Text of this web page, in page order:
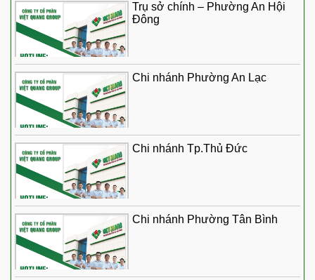
Trụ sở chính – Phường An Hội
Đông
Chi nhánh Phường An Lạc
Chi nhánh Tp.Thủ Đức
Chi nhánh Phường Tân Bình